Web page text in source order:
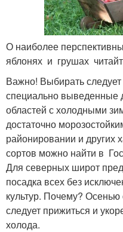
О наиболее
яблонях и грушах
Важно! Выбирать
специально выведенные
областей с холодными
достаточно
районировании и других
сортов можно найти в
Для северных широт
посадка всех без
культур. Почему?
следует прижиться и
холода.